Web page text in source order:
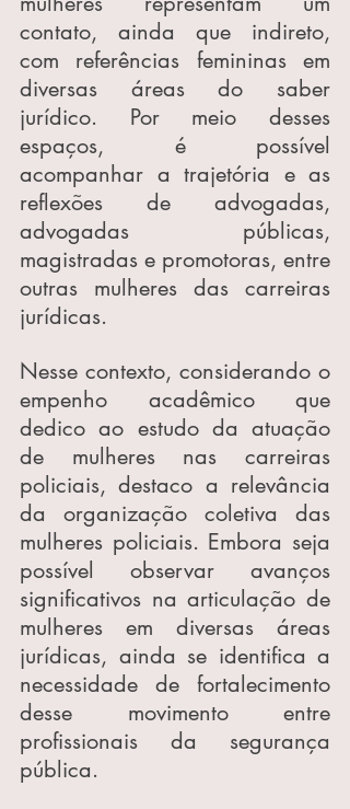
contato, ainda que indireto,
com referências femininas em
diversas áreas do saber
jurídico. Por meio desses
espaços, é possível
acompanhar a trajetória e as
reflexões de advogadas,
advogadas públicas,
magistradas e promotoras, entre
outras mulheres das carreiras
jurídicas.
Nesse contexto, considerando o
empenho acadêmico que
dedico ao estudo da atuação
de mulheres nas carreiras
policiais, destaco a relevância
da organização coletiva das
mulheres policiais. Embora seja
possível observar avanços
significativos na articulação de
mulheres em diversas áreas
jurídicas, ainda se identifica a
necessidade de fortalecimento
desse movimento entre
profissionais da segurança
pública.